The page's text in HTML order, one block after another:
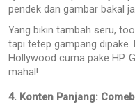
pendek dan gambar bakal
Yang bikin tambah seru,
tapi tetep gampang
Hollywood cuma pake HP.
mahal!
4. Konten Panjang: